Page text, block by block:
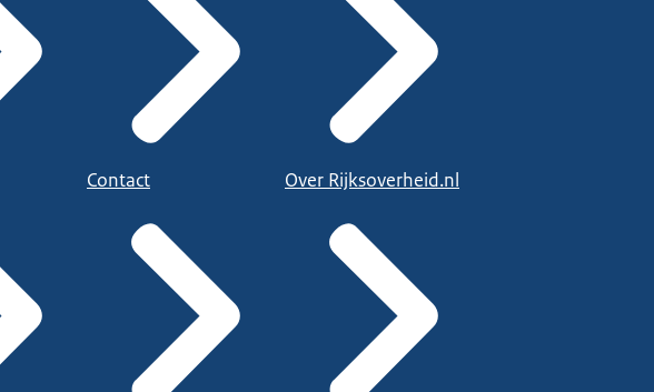
Contact Over Rijksoverheid.nl